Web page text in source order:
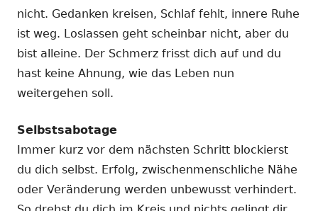
nicht. Gedanken kreisen, Schlaf fehlt, innere Ruhe
ist weg. Loslassen geht scheinbar nicht, aber du
bist alleine. Der Schmerz frisst dich auf und du
hast keine Ahnung, wie das Leben nun
weitergehen soll.
Selbstsabotage
Immer kurz vor dem nächsten Schritt blockierst
du dich selbst. Erfolg, zwischenmenschliche Nähe
oder Veränderung werden unbewusst verhindert.